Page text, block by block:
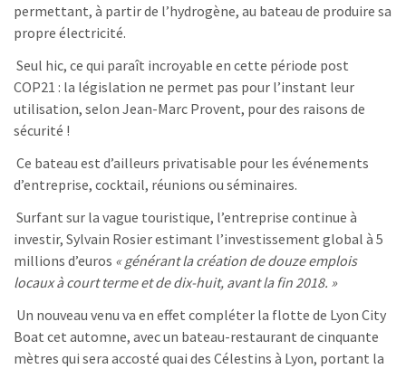
permettant, à partir de l’hydrogène, au bateau de produire sa
propre électricité.
Seul hic, ce qui paraît incroyable en cette période post
COP21 : la législation ne permet pas pour l’instant leur
utilisation, selon Jean-Marc Provent, pour des raisons de
sécurité !
Ce bateau est d’ailleurs privatisable pour les événements
d’entreprise, cocktail, réunions ou séminaires.
Surfant sur la vague touristique, l’entreprise continue à
investir, Sylvain Rosier estimant l’investissement global à 5
millions d’euros « générant la création de douze emplois
locaux à court terme et de dix-huit, avant la fin 2018. »
Un nouveau venu va en effet compléter la flotte de Lyon City
Boat cet automne, avec un bateau-restaurant de cinquante
mètres qui sera accosté quai des Célestins à Lyon, portant la